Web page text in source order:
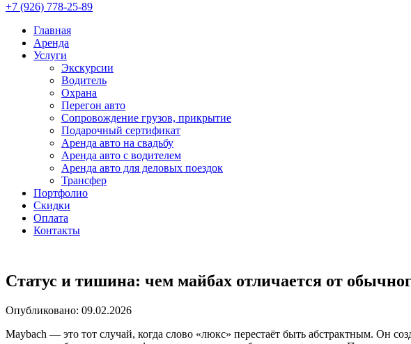
+7 (926) 778-25-89
Главная
Аренда
Услуги
Экскурсии
Водитель
Охрана
Перегон авто
Сопровождение грузов, прикрытие
Подарочный сертификат
Аренда авто на свадьбу
Аренда авто с водителем
Аренда авто для деловых поездок
Трансфер
Портфолио
Скидки
Оплата
Контакты
Статус и тишина: чем майбах отличается от
Опубликовано: 09.02.2026
Maybach — это тот случай, когда слово «люкс» перестаёт быть абстрактным. Он